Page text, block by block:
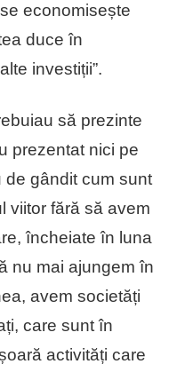
economisește
duce în
investiții”.
să prezinte
prezentat nici pe
de gândit cum sunt
viitor fără să avem
încheiate în luna
nu mai ajungem în
avem societăți
care sunt în
activități care